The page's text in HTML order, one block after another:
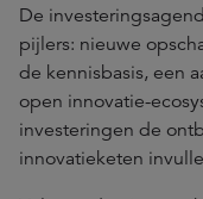
De
pijlers: nieuwe
de kennisbasis, een
open innovatie-
investeringen de
innovatieketen